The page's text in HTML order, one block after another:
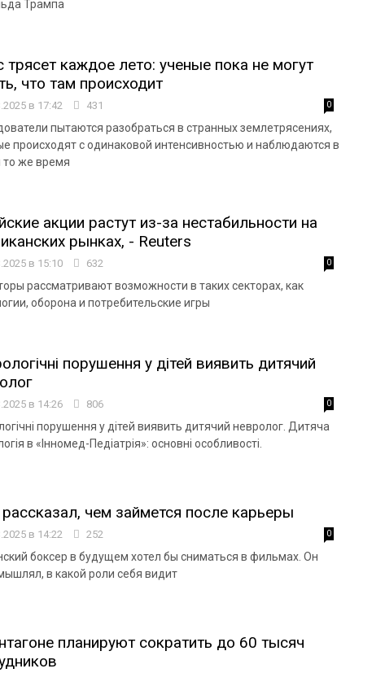
Трампа
трясет каждое лето: ученые пока не могут
что там происходит
в 17:42 431 0
пытаются разобраться в странных землетрясениях,
происходят с одинаковой интенсивностью и наблюдаются в
то же время
акции растут из-за нестабильности на
рынках, - Reuters
в 15:10 632 0
рассматривают возможности в таких секторах, как
оборона и потребительские игры
порушення у дітей виявить дитячий
в 14:26 806 0
порушення у дітей виявить дитячий невролог. Дитяча
в «Інномед-Педіатрія»: основні особливості.
чем займется после карьеры
в 14:22 252 0
боксер в будущем хотел бы сниматься в фильмах. Он
в какой роли себя видит
планируют сократить до 60 тысяч